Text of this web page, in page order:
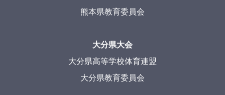
熊本県教育委員会
大分県大会
大分県高等学校体育連盟
大分県教育委員会